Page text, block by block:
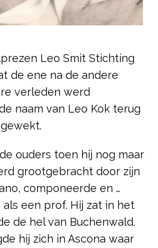
Leo Smit Stichting
de ene na de andere
verleden werd
naam van Leo Kok terug
ouders toen hij nog maar
grootgebracht door zijn
componeerde en …
een prof. Hij zat in het
de hel van Buchenwald.
hij zich in Ascona waar